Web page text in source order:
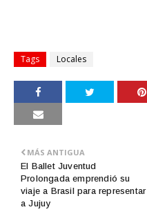
Tags Locales
MÁS ANTIGUA
El Ballet Juventud
Prolongada emprendió su
viaje a Brasil para representar
a Jujuy